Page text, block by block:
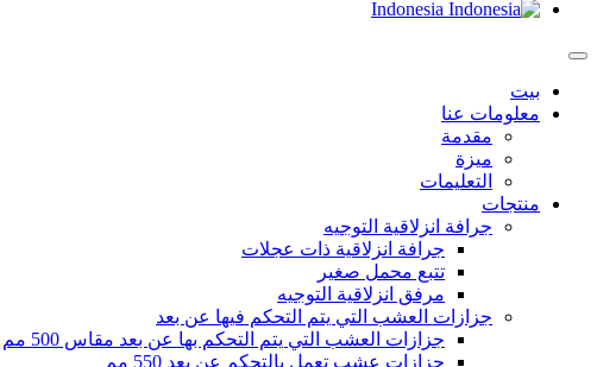
بيت
معلومات عنا
مقدمة
ميزة
التعليمات
منتجات
جرافة انزلاقية التوجيه
جرافة انزلاقية ذات عجلات
تتبع محمل صغير
مرفق انزلاقية التوجيه
جزازات العشب التي يتم التحكم فيها عن بعد
جزازات العشب التي يتم التحكم بها عن بعد مقاس 500 مم
جزازات عشب تعمل بالتحكم عن بعد 550 مم